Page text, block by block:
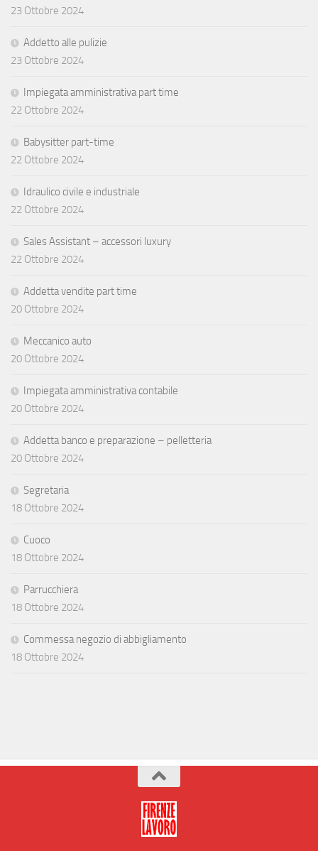
23 Ottobre 2024
Addetto alle pulizie
23 Ottobre 2024
Impiegata amministrativa part time
22 Ottobre 2024
Babysitter part-time
22 Ottobre 2024
Idraulico civile e industriale
22 Ottobre 2024
Sales Assistant – accessori luxury
22 Ottobre 2024
Addetta vendite part time
20 Ottobre 2024
Meccanico auto
20 Ottobre 2024
Impiegata amministrativa contabile
20 Ottobre 2024
Addetta banco e preparazione – pelletteria
20 Ottobre 2024
Segretaria
18 Ottobre 2024
Cuoco
18 Ottobre 2024
Parrucchiera
18 Ottobre 2024
Commessa negozio di abbigliamento
18 Ottobre 2024